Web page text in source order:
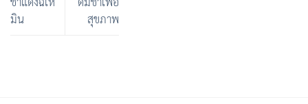
มิน
สุขภาพ